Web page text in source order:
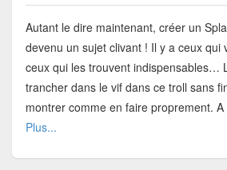
Autant le dire maintenant, créer un
devenu un sujet clivant ! Il y a ceux qui
ceux qui les trouvent indispensables…
trancher dans le vif dans ce troll sans
montrer comme en faire proprement.
Plus...